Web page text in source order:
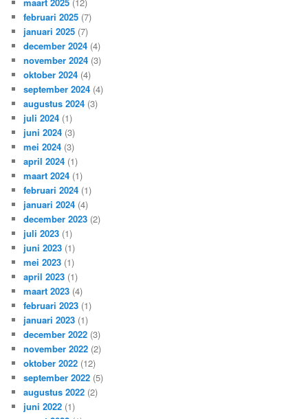
februari 2025 (7)
januari 2025 (7)
december 2024 (4)
november 2024 (3)
oktober 2024 (4)
september 2024 (4)
augustus 2024 (3)
juli 2024 (1)
juni 2024 (3)
mei 2024 (3)
april 2024 (1)
maart 2024 (1)
februari 2024 (1)
januari 2024 (4)
december 2023 (2)
juli 2023 (1)
juni 2023 (1)
mei 2023 (1)
april 2023 (1)
maart 2023 (4)
februari 2023 (1)
januari 2023 (1)
december 2022 (3)
november 2022 (2)
oktober 2022 (12)
september 2022 (5)
augustus 2022 (2)
juni 2022 (1)